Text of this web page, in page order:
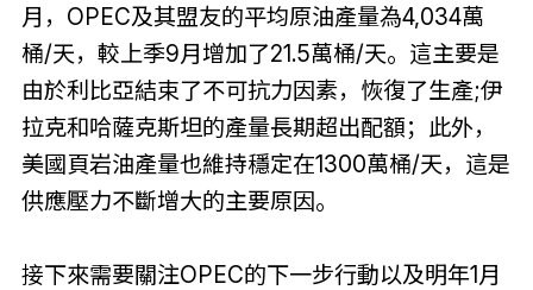
月，OPEC及其盟友的平均原油產量為4,034萬
桶/天，較上季9月增加了21.5萬桶/天。這主要是
由於利比亞結束了不可抗力因素，恢復了生產;伊
拉克和哈薩克斯坦的產量長期超出配額；此外，
美國頁岩油產量也維持穩定在1300萬桶/天，這是
供應壓力不斷增大的主要原因。
接下來需要關注OPEC的下一步行動以及明年1月